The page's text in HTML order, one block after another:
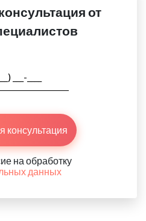
от
консультация
на обработку
данных